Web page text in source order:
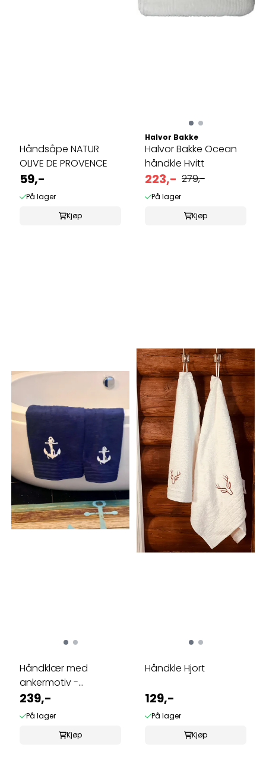
Håndsåpe NATUR
OLIVE DE PROVENCE
59,-
På lager
Kjøp
Halvor Bakke
Halvor Bakke Ocean
håndkle Hvitt
223,- 279,-
På lager
Kjøp
Håndklær med
ankermotiv -
Marineblå
239,-
På lager
Kjøp
Håndkle Hjort
129,-
På lager
Kjøp